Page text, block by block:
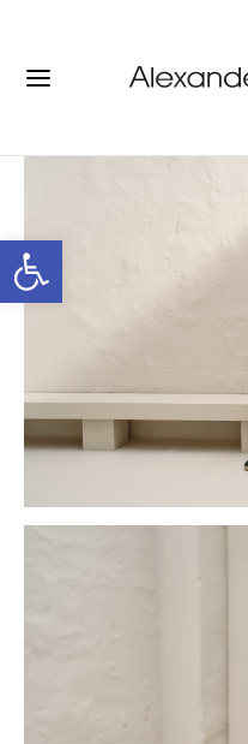
Ανοίξτε τη γραμμή εργαλείων